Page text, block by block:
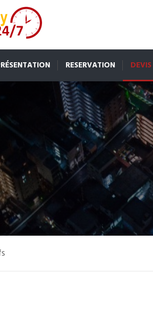
RESERVATION DEVIS